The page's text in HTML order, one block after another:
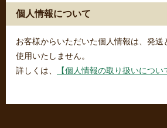
個人情報について
お客様からいただいた個人情報は、発送
使用いたしません。
詳しくは、
【個人情報の取り扱いについ